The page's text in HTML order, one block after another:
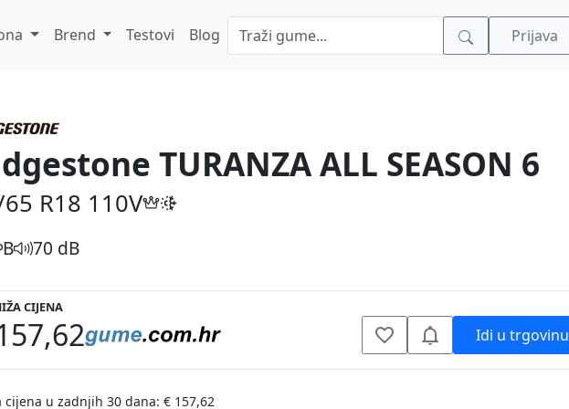
Brend Testovi Blog Prijava
TURANZA ALL SEASON 6
R18 110V
B 70 dB
CIJENA
Idi u trgovinu
cijena u zadnjih 30 dana: € 157,62